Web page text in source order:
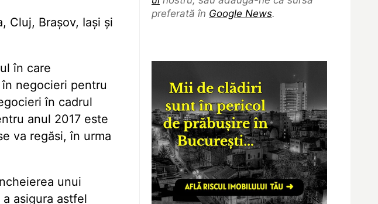
preferată în Google News.
Cluj, Brașov, Iași și
în care
negocieri pentru
în cadrul
anul 2017 este
va regăsi, în urma
unui
asigura astfel